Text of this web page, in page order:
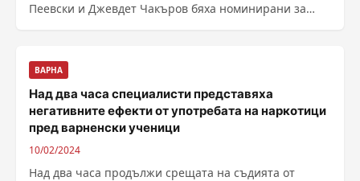
Пеевски и Джевдет Чакъров бяха номинирани за
ВАРНА
Над два часа специалисти представяха
негативните ефекти от употребата на наркотици
пред варненски ученици
10/02/2024
Над два часа продължи срещата на съдията от